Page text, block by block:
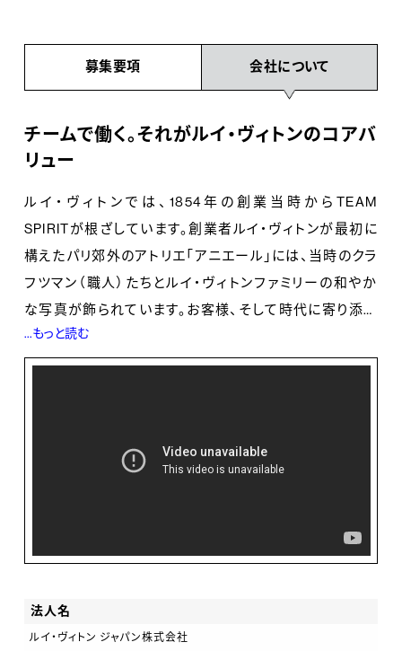
募集要項 会社について
チームで働く。それがルイ・ヴィトンのコアバ
リュー
ルイ・ヴィトンでは、1854年の創業当時からTEAM
SPIRITが根ざしています。創業者ルイ・ヴィトンが最初に
構えたパリ郊外のアトリエ「アニエール」には、当時のクラ
フツマン（職人）たちとルイ・ヴィトンファミリーの和やか
な写真が飾られています。お客様、そして時代に寄り添い
ながら、革新的な製品を生み出してきたルイ・ヴィトン。
その精神は今も、世界中の店舗で働くスタッフ一人ひとり
そしてお客様にルイ・ヴィトンの真髄を伝えていくクライ
ホスピタリティ精神が求められます。ルイ・ヴィトンならで
はの「おもてなし」をもって、接客・販売のエキスパートと
...もっと読む
法人名
ルイ・ヴィトン ジャパン株式会社